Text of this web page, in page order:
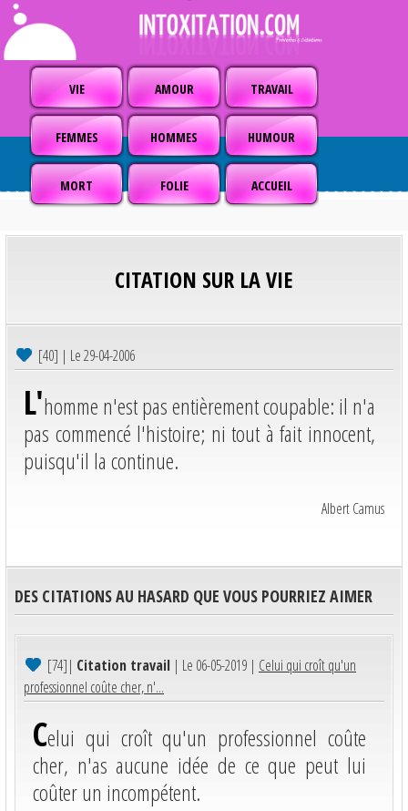
VIE AMOUR TRAVAIL
FEMMES HOMMES HUMOUR
MORT FOLIE ACCUEIL
CITATION SUR LA VIE
[40] | Le 29-04-2006
L'homme n'est pas entièrement coupable: il n'a
pas commencé l'histoire; ni tout à fait innocent,
puisqu'il la continue.
Albert Camus
DES CITATIONS AU HASARD QUE VOUS POURRIEZ AIMER
[74]| Citation travail | Le 06-05-2019 | Celui qui croît qu'un
professionnel coûte cher, n'...
Celui qui croît qu'un professionnel coûte
cher, n'as aucune idée de ce que peut lui
coûter un incompétent.